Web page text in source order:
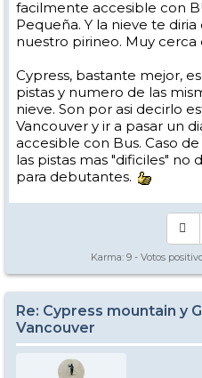
facilmente accesible con
Pequeña. Y la nieve te
nuestro pirineo. Muy cerca
Cypress, bastante mejor,
pistas y numero de las
nieve. Son por asi decirlo
Vancouver y ir a pasar un
accesible con Bus. Caso
las pistas mas "dificiles" no
para debutantes.
Karma: 9 - Votos
Re: Cypress mountain y
Vancouver